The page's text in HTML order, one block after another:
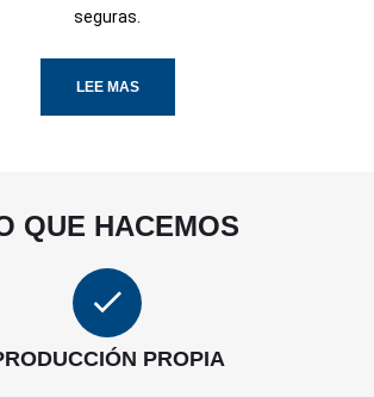
seguras.
LEE MAS
QUE HACEMOS
PROPIA